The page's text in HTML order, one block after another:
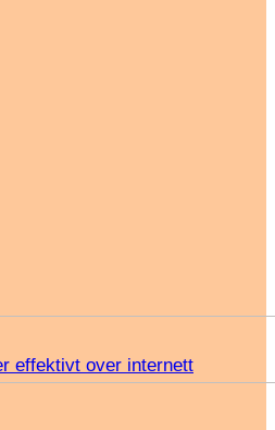
effektivt over internett